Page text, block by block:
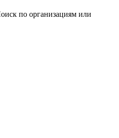
по организациям или